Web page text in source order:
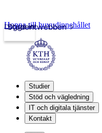
Studentwebben
Logga in
Hoppa till huvudinnehållet
Studier
Stöd och vägledning
IT och digitala tjänster
Kontakt